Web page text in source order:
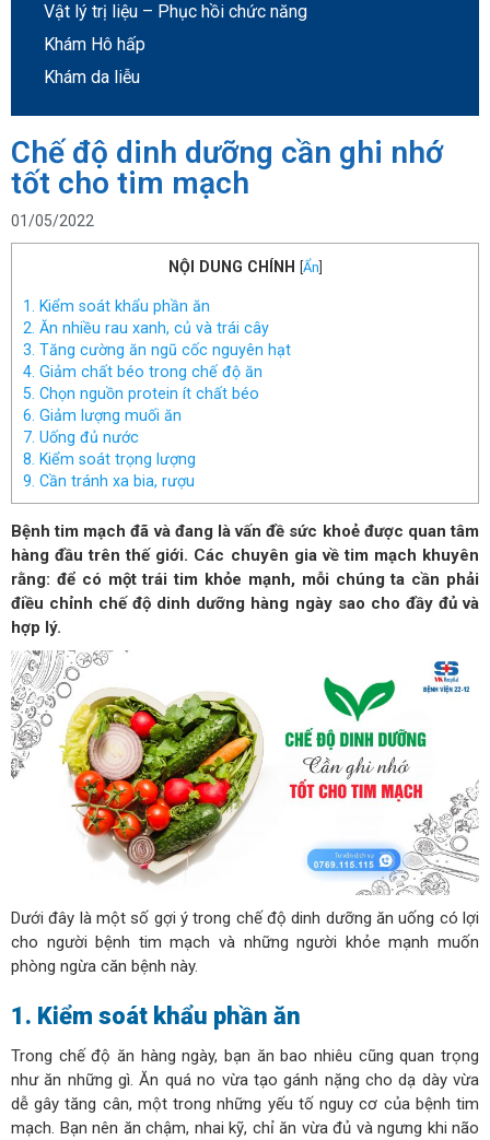
Vật lý trị liệu – Phục hồi chức năng
Khám Hô hấp
Khám da liễu
Chế độ dinh dưỡng cần ghi nhớ
tốt cho tim mạch
01/05/2022
NỘI DUNG CHÍNH Ẩn
1. Kiểm soát khẩu phần ăn
2. Ăn nhiều rau xanh, củ và trái cây
3. Tăng cường ăn ngũ cốc nguyên hạt
4. Giảm chất béo trong chế độ ăn
5. Chọn nguồn protein ít chất béo
6. Giảm lượng muối ăn
7. Uống đủ nước
8. Kiểm soát trọng lượng
9. Cần tránh xa bia, rượu
Bệnh tim mạch đã và đang là vấn đề sức khoẻ được quan tâm
hàng đầu trên thế giới. Các chuyên gia về tim mạch khuyên
rằng: để có một trái tim khỏe mạnh, mỗi chúng ta cần phải
điều chỉnh chế độ dinh dưỡng hàng ngày sao cho đầy đủ và
hợp lý.
Dưới đây là một số gợi ý trong chế độ dinh dưỡng ăn uống có lợi
cho người bệnh tim mạch và những người khỏe mạnh muốn
phòng ngừa căn bệnh này.
1. Kiểm soát khẩu phần ăn
Trong chế độ ăn hàng ngày, bạn ăn bao nhiêu cũng quan trọng
như ăn những gì. Ăn quá no vừa tạo gánh nặng cho dạ dày vừa
dễ gây tăng cân, một trong những yếu tố nguy cơ của bệnh tim
mạch. Bạn nên ăn chậm, nhai kỹ, chỉ ăn vừa đủ và ngưng khi não